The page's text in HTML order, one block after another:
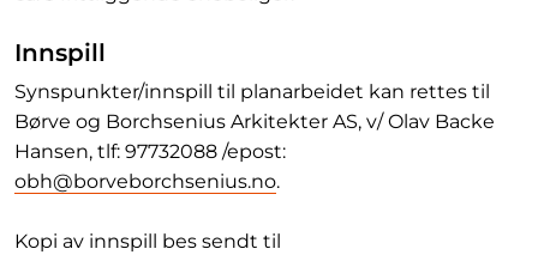
Innspill
Synspunkter/innspill til planarbeidet kan rettes til
Børve og Borchsenius Arkitekter AS, v/ Olav Backe
Hansen, tlf: 97732088 /epost:
obh@borveborchsenius.no.
Kopi av innspill bes sendt til